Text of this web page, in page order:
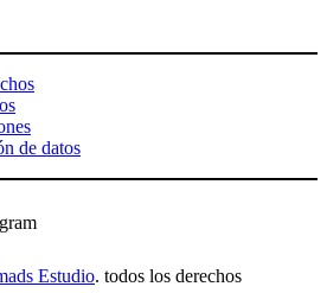
de datos
Estudio. todos los derechos